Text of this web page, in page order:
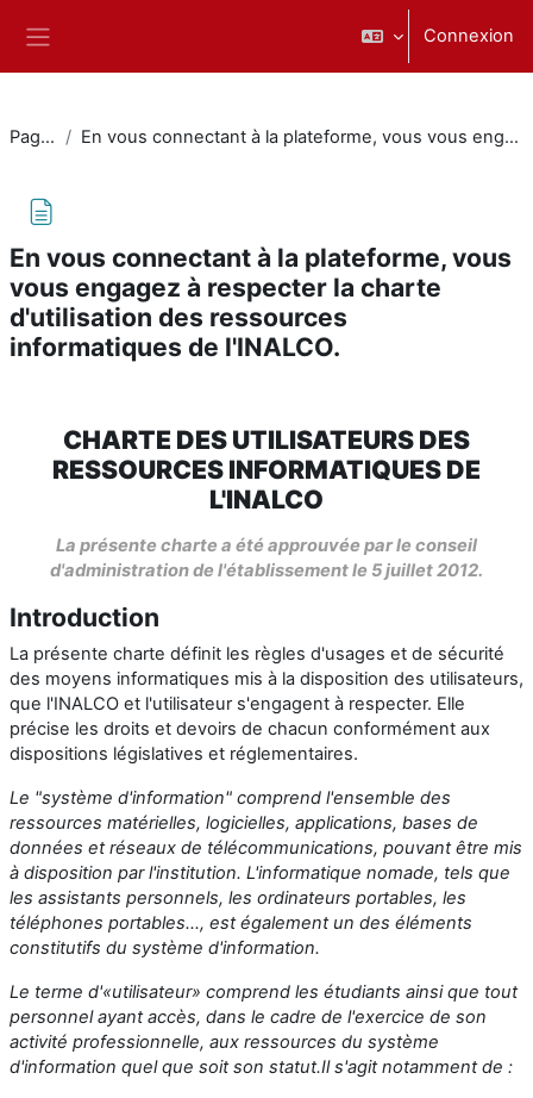
Connexion
Pages du site En vous connectant à la plateforme, vous vous engagez à respecter la charte d'utilisation des ressources informatiques de l'INALCO.
En vous connectant à la plateforme, vous
vous engagez à respecter la charte
d'utilisation des ressources
informatiques de l'INALCO.
CHARTE DES UTILISATEURS DES
RESSOURCES INFORMATIQUES DE
L'INALCO
La présente charte a été approuvée par le conseil
d'administration de l'établissement le 5 juillet 2012.
Introduction
La présente charte définit les règles d'usages et de sécurité
des moyens informatiques mis à la disposition des utilisateurs,
que l'INALCO et l'utilisateur s'engagent à respecter. Elle
précise les droits et devoirs de chacun conformément aux
dispositions législatives et réglementaires.
Le "système d'information" comprend l'ensemble des
ressources matérielles, logicielles, applications, bases de
données et réseaux de télécommunications, pouvant être mis
à disposition par l'institution. L'informatique nomade, tels que
les assistants personnels, les ordinateurs portables, les
téléphones portables..., est également un des éléments
constitutifs du système d'information.
Le terme d'«utilisateur» comprend les étudiants ainsi que tout
personnel ayant accès, dans le cadre de l'exercice de son
activité professionnelle, aux ressources du système
d'information quel que soit son statut.Il s'agit notamment de :